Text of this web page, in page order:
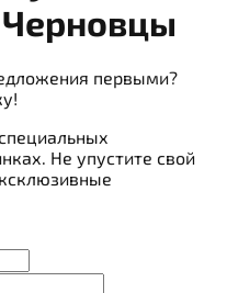
первыми?
Не упустите свой